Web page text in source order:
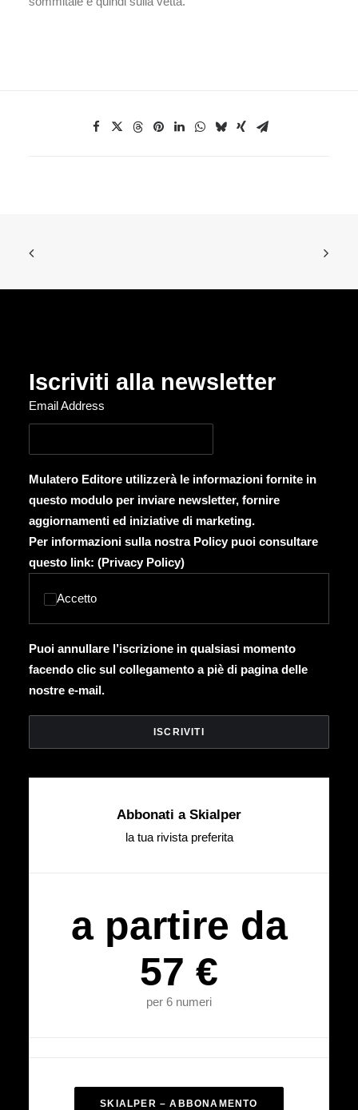
Iscriviti alla newsletter
Email Address
Mulatero Editore utilizzerà le informazioni fornite in
questo modulo per inviare newsletter, fornire
aggiornamenti ed iniziative di marketing.
Per informazioni sulla nostra Policy puoi consultare
questo link: (Privacy Policy)
Accetto
Puoi annullare l’iscrizione in qualsiasi momento
facendo clic sul collegamento a piè di pagina delle
nostre e-mail.
Abbonati a Skialper
la tua rivista preferita
a partire da
57 €
per 6 numeri
SKIALPER – ABBONAMENTO